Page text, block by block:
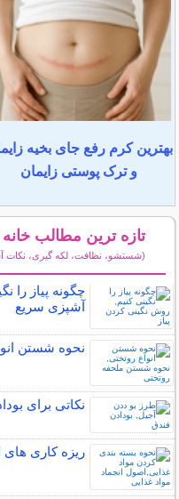
بهترین کرم رفع جای بخیه
و ترک پوستی زایمان
تازه ترین مطالب
(شستشو، نظافت، لکه گیری، نکات
چگونه پیاز را
آشپزی سریع
نحوه شستن
نکاتی برای
ریزه کاری های